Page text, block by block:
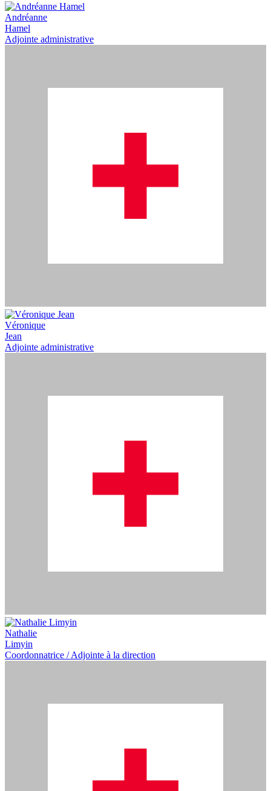
Andréanne
Hamel
Adjointe administrative
Véronique
Jean
Adjointe administrative
Nathalie
Limyin
Coordonnatrice / Adjointe à la direction